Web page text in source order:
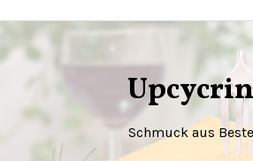
Inhalt
springen
Schmuck aus